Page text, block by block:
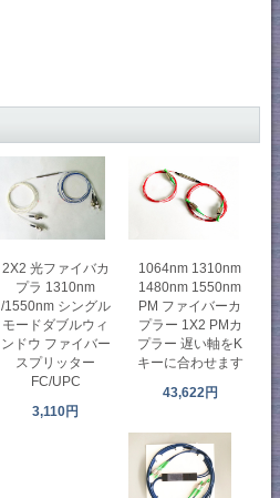
2X2 光ファイバカ
プラ 1310nm
/1550nm シングル
モードダブルウィ
ンドウ ファイバー
スプリッター
FC/UPC
3,110円
1064nm 1310nm
1480nm 1550nm
PM ファイバーカ
プラー 1X2 PMカ
プラー 遅い軸をK
キーに合わせます
43,622円